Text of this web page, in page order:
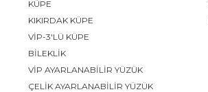
KÜPE
KIKIRDAK KÜPE
VİP-3'LÜ KÜPE
BİLEKLİK
VİP AYARLANABİLİR YÜZÜK
ÇELİK AYARLANABİLİR YÜZÜK